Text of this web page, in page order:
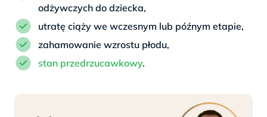
odżywczych do dziecka,
utratę ciąży we wczesnym lub późnym etapie,
zahamowanie wzrostu płodu,
stan przedrzucawkowy.